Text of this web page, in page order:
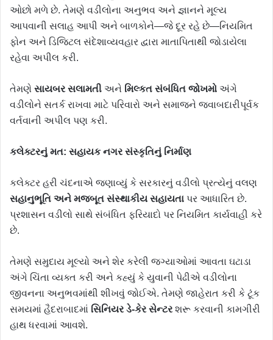
ઓછો મળે છે. તેમણે વડીલોના અનુભવ અને જ્ઞાનને મૂલ્ય
આપવાની સલાહ આપી અને બાળકોને—જે દૂર રહે છે—નિયમિત
ફોન અને ડિજિટલ સંદેશાવ્યવહાર દ્વારા માતાપિતાથી જોડાયેલા
રહેવા અપીલ કરી.
તેમણે સાયબર સલામતી અને મિલ્કત સંબંધિત જોખમો અંગે
વડીલોને સતર્ક રાખવા માટે પરિવારો અને સમાજને જવાબદારીપૂર્વક
વર્તવાની અપીલ પણ કરી.
કલેક્ટરનું મત: સહાયક નગર સંસ્કૃતિનું નિર્માણ
કલેક્ટર હરી ચંદનાએ જણાવ્યું કે સરકારનું વડીલો પ્રત્યેનું વલણ
સહાનુભૂતિ અને મજબૂત સંસ્થાકીય સહાયતા પર આધારિત છે.
પ્રશાસન વડીલો સાથે સંબંધિત ફરિયાદો પર નિયમિત કાર્યવાહી કરે
છે.
તેમણે સમુદાય મૂલ્યો અને શેર કરેલી જગ્યાઓમાં આવતા ઘટાડા
અંગે ચિંતા વ્યક્ત કરી અને કહ્યું કે યુવાની પેઢીએ વડીલોના
જીવનના અનુભવમાંથી શીખવું જોઈએ. તેમણે જાહેરાત કરી કે ટૂંક
સમયમાં હૈદરાબાદમાં સિનિયર ડે-કેર સેન્ટરશરૂ કરવાની કામગીરી
હાથ ધરવામાં આવશે.